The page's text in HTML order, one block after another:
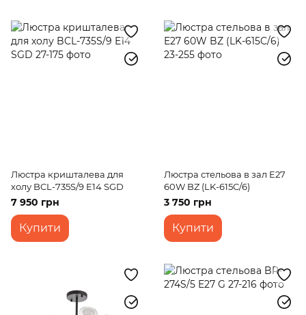
Люстра кришталева для
холу BCL-735S/9 E14 SGD
7 950 грн
Купити
Люстра стельова в зал E27
60W BZ (LK-615C/6)
3 750 грн
Купити